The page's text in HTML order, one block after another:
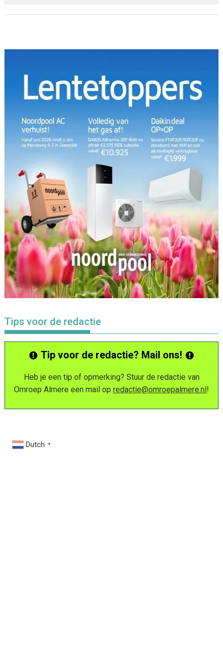
Tips voor de redactie
Tip voor de redactie? Mail ons!
Heb je een tip of opmerking? Stuur de redactie van
Omroep Almere een mail op redactie@omroepalmere.nl!
Dutch ▼